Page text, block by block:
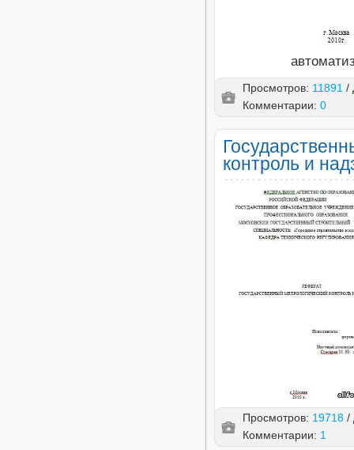
Просмотров: 11891 /
Комментарии: 0
контроль и
Просмотров: 19718 /
Комментарии: 1